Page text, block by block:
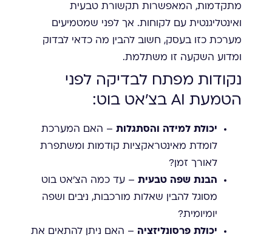
מתקדמות, המאפשרות תקשורת טבעית
ואינטליגנטית עם לקוחות. אך לפני שמטמיעים
מערכת כזו בעסק, חשוב להבין מה כדאי לבדוק
ומדוע השקעה זו משתלמת.
נקודות מפתח לבדיקה לפני
הטמעת AI בצ'אט בוט:
יכולת למידה והסתגלות – האם המערכת
לומדת מאינטראקציות קודמות ומשתפרת
לאורך זמן?
הבנת שפה טבעית – עד כמה הצ'אט בוט
מסוגל להבין שאלות מורכבות, ניבים ושפה
יומיומית?
יכולת פרסונליזציה – האם ניתן להתאים את